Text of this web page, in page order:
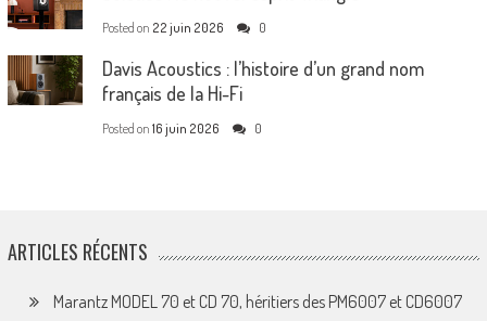
Posted on 22 juin 2026 0
Davis Acoustics : l’histoire d’un grand nom
français de la Hi-Fi
Posted on 16 juin 2026 0
ARTICLES RÉCENTS
Marantz MODEL 70 et CD 70, héritiers des PM6007 et CD6007